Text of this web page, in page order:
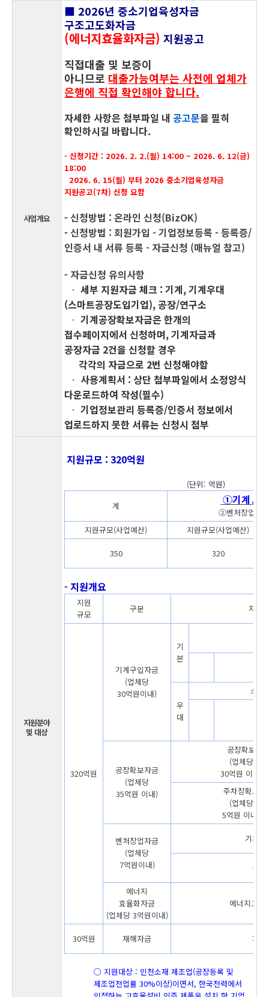
사업개요
■ 2026년 중소기업육성자금
구조고도화자금
(에너지효율화자금) 지원공고
직접대출 및 보증이
아니므로 대출가능여부는 사전에 업체가
은행에 직접 확인해야 합니다.
자세한 사항은 첨부파일 내 공고문을 필히
확인하시길 바랍니다.
- 신청기간 : 2026. 2. 2.(월) 14:00 ~ 2026. 6. 12(금)
18:00
2026. 6. 15(월) 부터 2026 중소기업육성자금
지원공고(7차) 신청 요함
-신청방법 : 온라인 신청(BizOK)
-신청방법 : 회원가입 - 기업정보등록 - 등록증/
인증서 내 서류 등록 - 자금신청 (매뉴얼 참고)
- 자금신청 유의사항
ㆍ세부 지원자금 체크 : 기계, 기계우대
(스마트공장도입기업), 공장/연구소
ㆍ기계공장확보자금은 한개의
접수페이지에서 신청하며, 기계자금과
공장자금 2건을 신청할 경우
각각의 자금으로 2번 신청해야함
ㆍ 사용계획서 : 상단 첨부파일에서 소정양식
다운로드하여 작성(필수)
ㆍ기업정보관리 등록증/인증서 정보에서
업로드하지 못한 서류는 신청시 첨부
지원분야
및 대상
지원규모 : 320억원
(단위: 억원)
계
①기계․공
②벤처창업 ③
지원규모(사업예산)
지원규모(사업예산)
350 320
-지원개요
지원
규모
구분 지 원
320억원
기계구입자금
(업체당
30억원이내)
기
본
우
대
스마
공장확보자금
(업체당
35억원 이내)
공장확보
(업체당
30억원 이내)
주차장확보
(업체당
5억원 이내)
벤처창업자금
(업체당
7억원이내)
기계구
운전
에너지
효율화자금
(업체당 3억원이내)
에너지고효
30억원 재해자금 재해
○ 지원대상 : 인천소재 제조업(공장등록 및
제조업전업률 30%이상)이면서, 한국전력에서